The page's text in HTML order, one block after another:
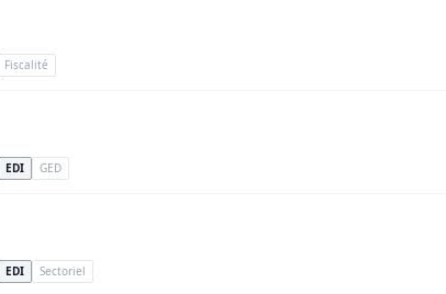
Fiscalité
EDI GED
EDI Sectoriel